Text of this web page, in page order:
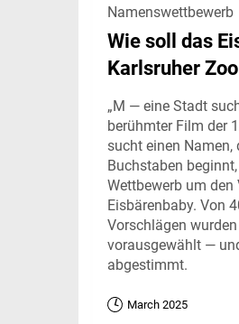
Namenswettbewerb
Wie soll das
Karlsruher
„M — eine Stadt
berühmter Film der
sucht einen Namen,
Buchstaben
Wettbewerb um
Eisbärenbaby. Von
Vorschlägen
vorausgewählt —
abgestimmt.
March 2025